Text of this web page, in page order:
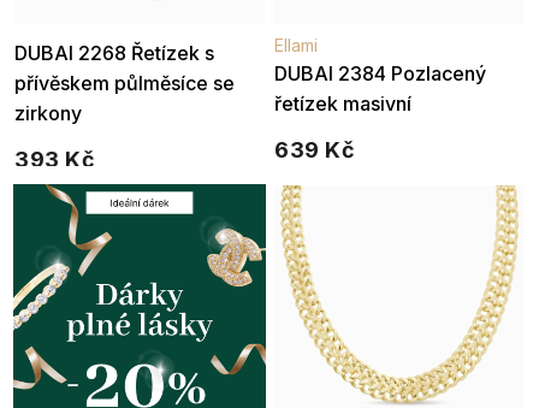
DUBAI 2268 Řetízek s
přívěskem půlměsíce se
zirkony
Ellami
393 Kč
DUBAI 2384 Pozlacený
řetízek masivní
Ellami
639 Kč